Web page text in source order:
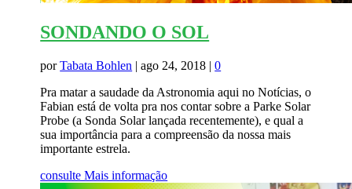
SONDANDO O SOL
porTabata Bohlen |ago 24, 2018 |0
Pra matar a saudade da Astronomia aqui no Notícias, o
Fabian está de volta pra nos contar sobre a Parke Solar
Probe (a Sonda Solar lançada recentemente), e qual a
sua importância para a compreensão da nossa mais
importante estrela.
consulte Mais informação